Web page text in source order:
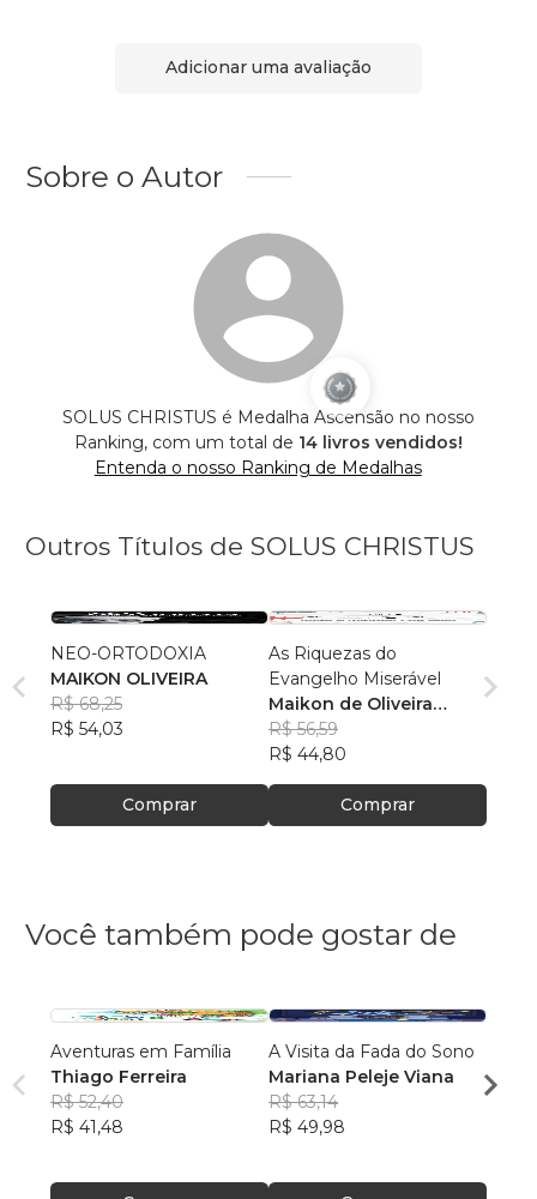
Adicionar uma avaliação
Sobre o Autor
SOLUS CHRISTUS é Medalha Ascensão no nosso
Ranking, com um total de 14 livros vendidos!
Entenda o nosso Ranking de Medalhas
Outros Títulos de SOLUS CHRISTUS
NEO-ORTODOXIA
MAIKON OLIVEIRA
R$ 68,25
R$ 54,03
Comprar
As Riquezas do
Evangelho Miserável
Maikon de Oliveira
Teixeira Barreto
R$ 56,59
R$ 44,80
Comprar
Você também pode gostar de
Aventuras em Família
Thiago Ferreira
R$ 52,40
R$ 41,48
A Visita da Fada do Sono
Mariana Peleje Viana
R$ 63,14
R$ 49,98